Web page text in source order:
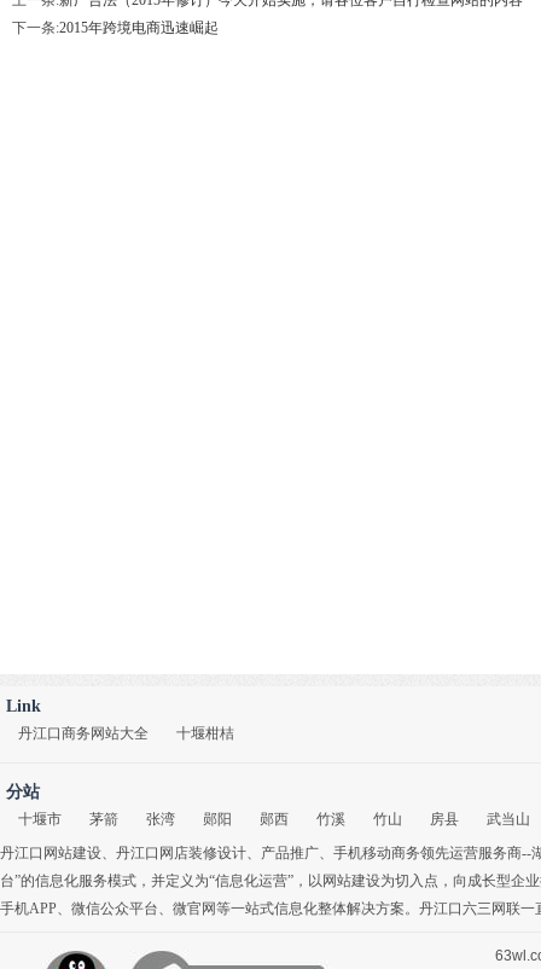
下一条:2015年跨境电商迅速崛起
Link
丹江口商务网站大全 十堰柑桔
分站
十堰市 茅箭 张湾 郧阳 郧西 竹溪 竹山 房县
武当山
丹江口网站建设、 丹江口网店装修设计、 产品推广、 手机移动商务领先运营服务商--
台”的信息化服务模式，并定义为“信息化运营”，以网站建设为切入点，向成长型企
手机APP、 微信公众平台、 微官网等一站式信息化整体解决方案。丹江口六三网联